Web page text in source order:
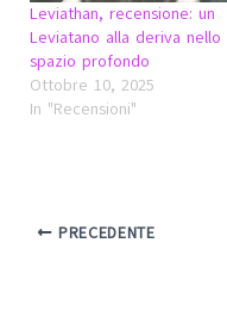
Leviathan, recensione: un
Leviatano alla deriva nello
spazio profondo
Ottobre 10, 2025
In "Recensioni"
PRECEDENTE